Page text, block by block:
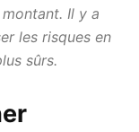
Il y a
les risques en
sûrs.